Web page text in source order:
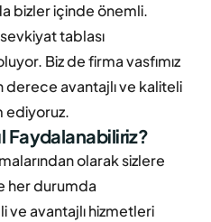
bizler içinde önemli.
sevkiyat tablası
Biz de firma vasfımız
derece avantajlı ve kaliteli
ediyoruz.
Faydalanabiliriz?
olarak sizlere
her durumda
ve avantajlı hizmetleri